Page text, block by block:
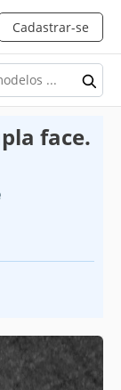
Cadastrar-se
face.